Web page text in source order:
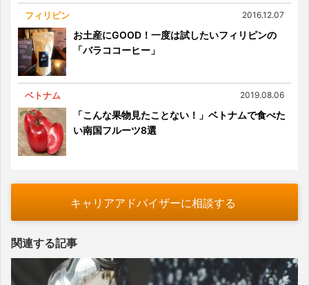
フィリピン 2016.12.07
お土産にGOOD！一度は試したいフィリピンの
「バラココーヒー」
ベトナム 2019.08.06
「こんな果物見たことない！」ベトナムで食べた
い南国フルーツ8選
キャリアアドバイザーに相談する
関連する記事